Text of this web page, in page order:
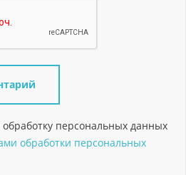
персональных данных
обработки персональных